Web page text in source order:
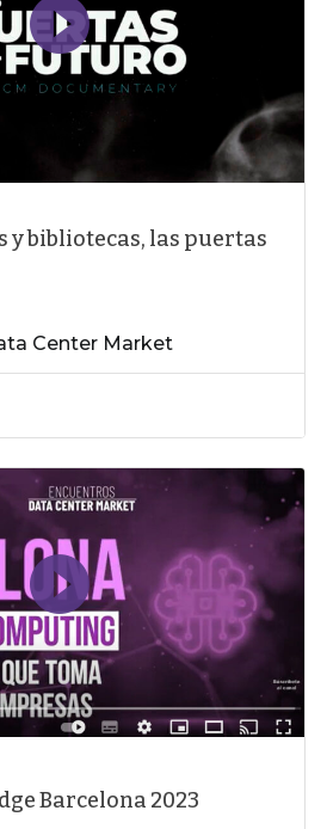
y bibliotecas, las puertas
Center Market
Barcelona 2023